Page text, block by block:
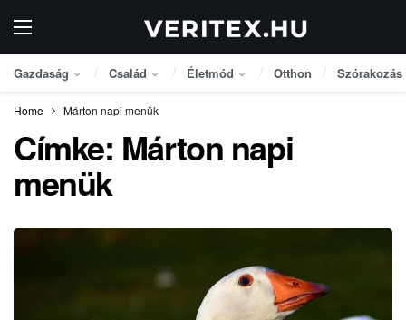
Gazdaság Család Életmód Otthon Szórakozás
Home Márton napi menük
Címke: Márton napi
menük